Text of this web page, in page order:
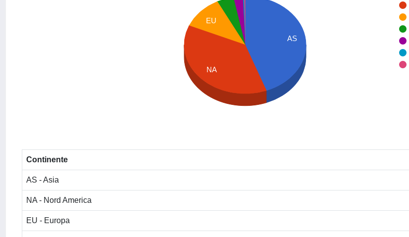
AS
EU
NA
Continente
AS - Asia
NA - Nord America
EU - Europa